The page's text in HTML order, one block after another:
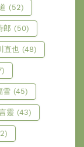
(52)
郎 (50)
直也 (48)
雪 (45)
靈 (43)